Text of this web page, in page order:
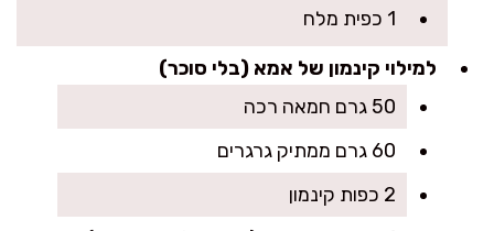
1 כפית מלח
למילוי קינמון של אמא (בלי סוכר)
50 גרם חמאה רכה
60 גרם ממתיק גרגרים
2 כפות קינמון